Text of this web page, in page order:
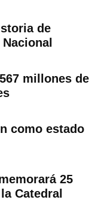
de
millones de
como estado
25
Catedral